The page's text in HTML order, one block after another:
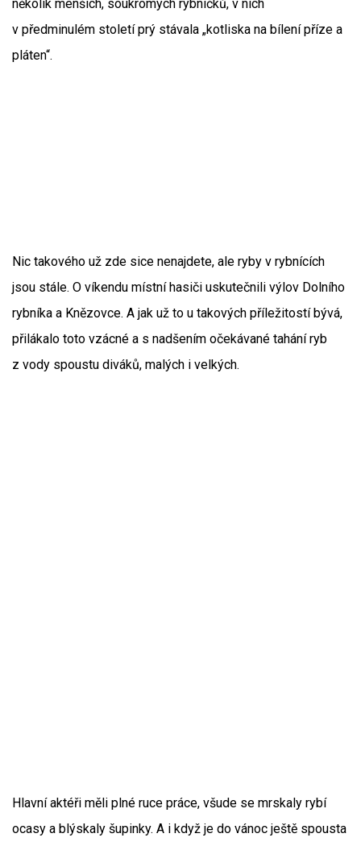
několik menších, soukromých rybníčků, v nich
v předminulém století prý stávala „kotliska na bílení příze a
pláten“.
Nic takového už zde sice nenajdete, ale ryby v rybnících
jsou stále. O víkendu místní hasiči uskutečnili výlov Dolního
rybníka a Knězovce. A jak už to u takových příležitostí bývá,
přilákalo toto vzácné a s nadšením očekávané tahání ryb
z vody spoustu diváků, malých i velkých.
Hlavní aktéři měli plné ruce práce, všude se mrskaly rybí
ocasy a blýskaly šupinky. A i když je do vánoc ještě spousta